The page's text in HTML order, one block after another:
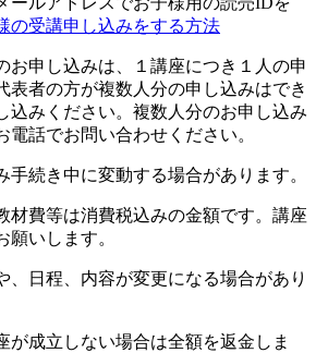
の受講申し込みをする方法
申し込みは、１講座につき１人の申
表者の方が複数人分の申し込みはでき
込みください。複数人分のお申し込み
電話でお問い合わせください。
続き中に変動する場合があります。
材費等は消費税込みの金額です。講座
願いします。
日程、内容が変更になる場合があり
成立しない場合は全額を返金しま